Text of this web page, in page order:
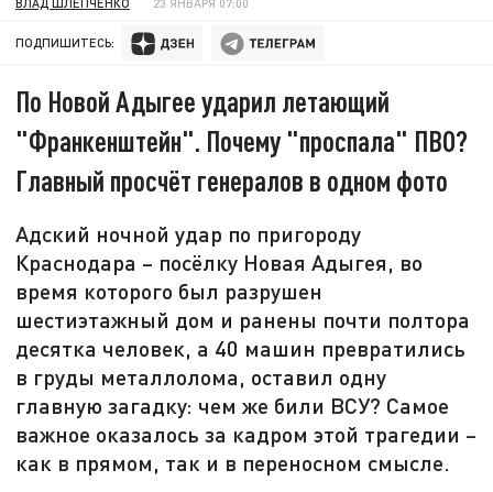
ПОДПИШИТЕСЬ:
По Новой Адыгее ударил летающий
"Франкенштейн". Почему "проспала" ПВО?
Главный просчёт генералов в одном фото
Адский ночной удар по пригороду
Краснодара – посёлку Новая Адыгея, во
время которого был разрушен
шестиэтажный дом и ранены почти полтора
десятка человек, а 40 машин превратились
в груды металлолома, оставил одну
главную загадку: чем же били ВСУ? Самое
важное оказалось за кадром этой трагедии –
как в прямом, так и в переносном смысле.